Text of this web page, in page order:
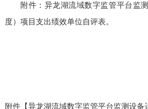
附件：异龙湖流域数字监管平台监
度）项目支出绩效单位自评表。
附件【异龙湖流域数字监管平台监测设备